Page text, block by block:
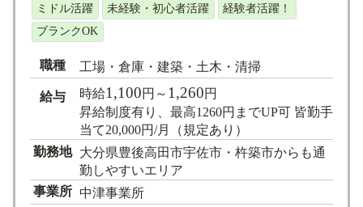
ミドル活躍
未経験・初心者活躍
経験者活躍！
ブランクOK
職種 工場・倉庫・建築・土木・清掃
給与 時給1,100円～ 1,260円
昇給制度有り、最高1260円までUP可 皆勤手
当て20,000円/月（規定あり）
勤務地 大分県豊後高田市宇佐市・杵築市からも通
勤しやすいエリア
事業所 中津事業所